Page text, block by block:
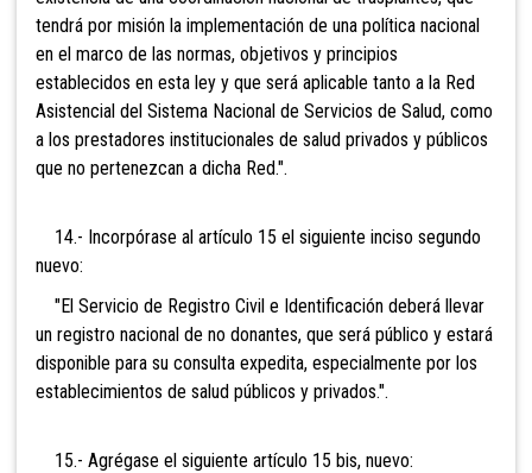
tendrá por misión la implementación de una política nacional
en el marco de las normas, objetivos y principios
establecidos en esta ley y que será aplicable tanto a la Red
Asistencial del Sistema Nacional de Servicios de Salud, como
a los prestadores institucionales de salud privados y públicos
que no pertenezcan a dicha Red.".
14.- Incorpórase al artículo 15 el siguiente inciso segundo
nuevo:
"El Servicio de Registro Civil e Identificación deberá llevar
un registro nacional de no donantes, que será público y estará
disponible para su consulta expedita, especialmente por los
establecimientos de salud públicos y privados.".
15.- Agrégase el siguiente artículo 15 bis, nuevo: